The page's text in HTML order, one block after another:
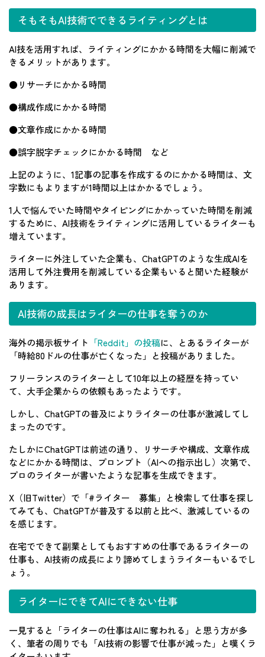
そもそもAI技術でできるライティングとは
AI技を活用すれば、ライティングにかかる時間を大幅に削減で
きるメリットがあります。
●リサーチにかかる時間
●構成作成にかかる時間
●文章作成にかかる時間
●誤字脱字チェックにかかる時間 など
上記のように、1記事の記事を作成するのにかかる時間は、文
字数にもよりますが1時間以上はかかるでしょう。
1人で悩んでいた時間やタイピングにかかっていた時間を削減
するために、AI技術をライティングに活用しているライターも
増えています。
ライターに外注していた企業も、ChatGPTのような生成AIを
活用して外注費用を削減している企業もいると聞いた経験が
あります。
AI技術の成長はライターの仕事を奪うのか
海外の掲示板サイト 「Reddit」の投稿に、とあるライターが
「時給80ドルの仕事が亡くなった」と投稿がありました。
フリーランスのライターとして10年以上の経歴を持ってい
て、大手企業からの依頼もあったようです。
しかし、ChatGPTの普及によりライターの仕事が激減してし
まったのです。
たしかにChatGPTは前述の通り、リサーチや構成、文章作成
などにかかる時間は、プロンプト（AIへの指示出し）次第で、
プロのライターが書いたような記事を生成できます。
X（旧Twitter）で「#ライター 募集」と検索して仕事を探し
てみても、ChatGPTが普及する以前と比べ、激減しているの
を感じます。
在宅でできて副業としてもおすすめの仕事であるライターの
仕事も、AI技術の成長により諦めてしまうライターもいるでし
ょう。
ライターにできてAIにできない仕事
一見すると「ライターの仕事はAIに奪われる」と思う方が多
く、筆者の周りでも「AI技術の影響で仕事が減った」と嘆くラ